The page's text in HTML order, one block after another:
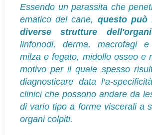
Essendo un parassita che
ematico del cane, questo può
diverse strutture
linfonodi, derma, macrofagi
milza e fegato, midollo osseo e
motivo per il quale spesso
diagnosticare data l’a-
clinici che possono andare da
di vario tipo a forme viscerali a
organi colpiti.